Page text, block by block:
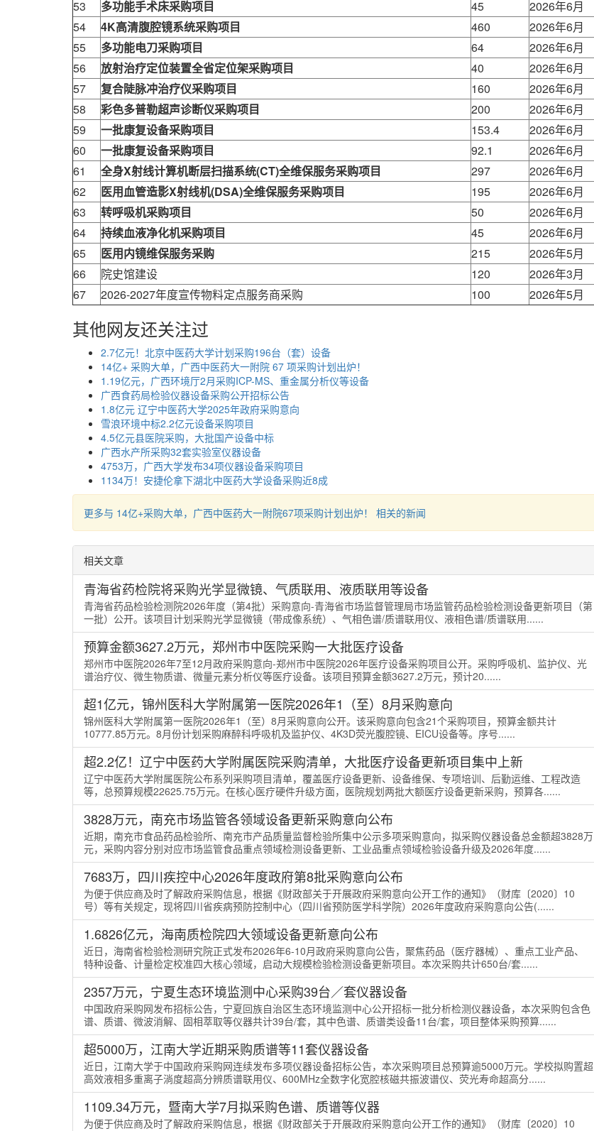
53
多功能手术床采购项目 45
2026年6月
54
4K高清腹腔镜系统采购项目 460
2026年6月
55
多功能电刀采购项目 64
2026年6月
56
放射治疗定位装置全省定位架采购项目 40
2026年6月
57
复合陡脉冲治疗仪采购项目 160
2026年6月
58
彩色多普勒超声诊断仪采购项目 200
2026年6月
59
一批康复设备采购项目 153.4
2026年6月
60
一批康复设备采购项目 92.1
2026年6月
61
全身X射线计算机断层扫描系统(CT)全维保服务采购项目 297
2026年6月
62
医用血管造影X射线机(DSA)全维保服务采购项目 195
2026年6月
63
转呼吸机采购项目 50
2026年6月
64
持续血液净化机采购项目 45
2026年6月
65
医用内镜维保服务采购 215
2026年5月
66
院史馆建设 120
2026年3月
67
2026-2027年度宣传物料定点服务商采购 100 2026年5月
其他网友还关注过
2.7亿元！北京中医药大学计划采购196台（套）设备
14亿+ 采购大单，广西中医药大一附院 67 项采购计划出炉！
1.19亿元，广西环境厅2月采购ICP-MS、重金属分析仪等设备
广西食药局检验仪器设备采购公开招标公告
1.8亿元 辽宁中医药大学2025年政府采购意向
雪浪环境中标2.2亿元设备采购项目
4.5亿元县医院采购，大批国产设备中标
广西水产所采购32套实验室仪器设备
4753万，广西大学发布34项仪器设备采购项目
1134万！安捷伦拿下湖北中医药大学设备采购近8成
更多与 14亿+采购大单，广西中医药大一附院67项采购计划出炉！ 相关的新闻
相关文章
青海省药检院将采购光学显微镜、气质联用、液质联用等设备
青海省药品检验检测院2026年度（第4批）采购意向-青海省市场监督管理局市场监管药品检验检测设备更新项目（第
一批）公开。该项目计划采购光学显微镜（带成像系统）、气相色谱/质谱联用仪、液相色谱/质谱联用......
预算金额3627.2万元，郑州市中医院采购一大批医疗设备
郑州市中医院2026年7至12月政府采购意向-郑州市中医院2026年医疗设备采购项目公开。采购呼吸机、监护仪、光
谱治疗仪、微生物质谱、微量元素分析仪等医疗设备。该项目预算金额3627.2万元，预计20......
超1亿元，锦州医科大学附属第一医院2026年1（至）8月采购意向
锦州医科大学附属第一医院2026年1（至）8月采购意向公开。该采购意向包含21个采购项目，预算金额共计
10777.85万元。8月份计划采购麻醉科呼吸机及监护仪、4K3D荧光腹腔镜、EICU设备等。序号......
超2.2亿！辽宁中医药大学附属医院采购清单，大批医疗设备更新项目集中上新
辽宁中医药大学附属医院公布系列采购项目清单，覆盖医疗设备更新、设备维保、专项培训、后勤运维、工程改造
等，总预算规模22625.75万元。在核心医疗硬件升级方面，医院规划两批大额医疗设备更新采购，预算各......
3828万元，南充市场监管各领域设备更新采购意向公布
近期，南充市食品药品检验所、南充市产品质量监督检验所集中公示多项采购意向，拟采购仪器设备总金额超3828万
元，采购内容分别对应市场监管食品重点领域检测设备更新、工业品重点领域检验设备升级及2026年度......
7683万，四川疾控中心2026年度政府第8批采购意向公布
为便于供应商及时了解政府采购信息，根据《财政部关于开展政府采购意向公开工作的通知》（财库〔2020〕10
号）等有关规定，现将四川省疾病预防控制中心（四川省预防医学科学院）2026年度政府采购意向公告(......
1.6826亿元，海南质检院四大领域设备更新意向公布
近日，海南省检验检测研究院正式发布2026年6-10月政府采购意向公告，聚焦药品（医疗器械）、重点工业产品、
特种设备、计量检定校准四大核心领域，启动大规模检验检测设备更新项目。本次采购共计650台/套......
2357万元，宁夏生态环境监测中心采购39台／套仪器设备
中国政府采购网发布招标公告，宁夏回族自治区生态环境监测中心公开招标一批分析检测仪器设备，本次采购包含色
谱、质谱、微波消解、固相萃取等仪器共计39台/套，其中色谱、质谱类设备11台/套，项目整体采购预算......
超5000万，江南大学近期采购质谱等11套仪器设备
近日，江南大学于中国政府采购网连续发布多项仪器设备招标公告，本次采购项目总预算逾5000万元。学校拟购置超
高效液相多重离子淌度超高分辨质谱联用仪、600MHz全数字化宽腔核磁共振波谱仪、荧光寿命超高分......
1109.34万元，暨南大学7月拟采购色谱、质谱等仪器
为便于供应商及时了解政府采购信息，根据《财政部关于开展政府采购意向公开工作的通知》（财库〔2020〕10